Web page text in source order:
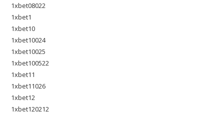
1xbet08022
1xbet1
1xbet10
1xbet10024
1xbet10025
1xbet100522
1xbet11
1xbet11026
1xbet12
1xbet120212